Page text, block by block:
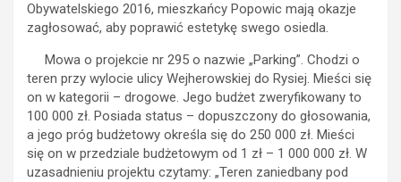
Obywatelskiego 2016, mieszkańcy Popowic mają okazje
zagłosować, aby poprawić estetykę swego osiedla.
Mowa o projekcie nr 295 o nazwie „Parking”. Chodzi o
teren przy wylocie ulicy Wejherowskiej do Rysiej. Mieści się
on w kategorii – drogowe. Jego budżet zweryfikowany to
100 000 zł. Posiada status – dopuszczony do głosowania,
a jego próg budżetowy określa się do 250 000 zł. Mieści
się on w przedziale budżetowym od 1 zł – 1 000 000 zł. W
uzasadnieniu projektu czytamy: „Teren zaniedbany pod